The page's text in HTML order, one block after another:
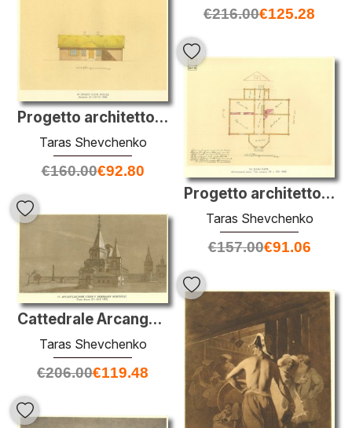
€216.00€125.28
Progetto architettonico di una casa privata. Facciata principale
Taras Shevchenko
€160.00€92.80
Progetto architettonico di una casa privata. Piano.
Taras Shevchenko
€157.00€91.06
Cattedrale Arcangelo a Nizhny Novgorod
Taras Shevchenko
€206.00€119.48